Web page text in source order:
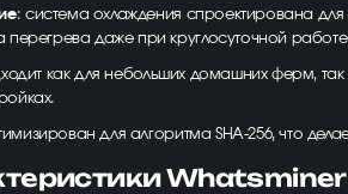
: система охлаждения спроектирована для
даже при круглосуточной
как для небольших домашних ферм,
для алгоритма SHA-256, что